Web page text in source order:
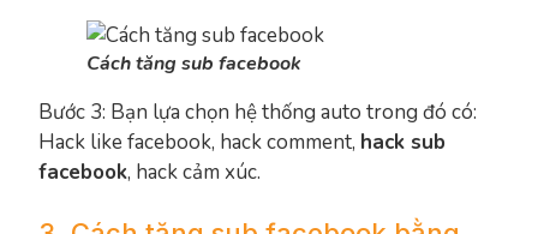
Cách tăng sub facebook
Bước 3: Bạn lựa chọn hệ thống auto trong đó có:
Hack like facebook, hack comment, hack sub
facebook, hack cảm xúc.